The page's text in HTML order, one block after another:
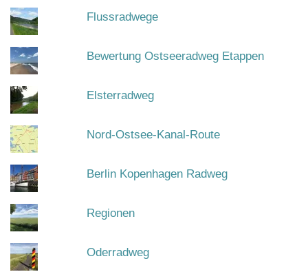
Flussradwege
Bewertung Ostseeradweg Etappen
Elsterradweg
Nord-Ostsee-Kanal-Route
Berlin Kopenhagen Radweg
Regionen
Oderradweg